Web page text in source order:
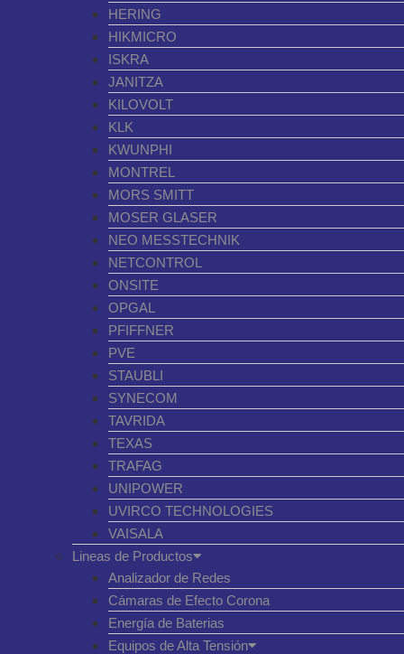
HERING
HIKMICRO
ISKRA
JANITZA
KILOVOLT
KLK
KWUNPHI
MONTREL
MORS SMITT
MOSER GLASER
NEO MESSTECHNIK
NETCONTROL
ONSITE
OPGAL
PFIFFNER
PVE
STAUBLI
SYNECOM
TAVRIDA
TEXAS
TRAFAG
UNIPOWER
UVIRCO TECHNOLOGIES
VAISALA
Lineas de Productos
Analizador de Redes
Cámaras de Efecto Corona
Energía de Baterias
Equipos de Alta Tensión